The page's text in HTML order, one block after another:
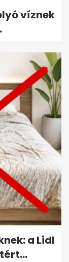
víznek
a Lidl